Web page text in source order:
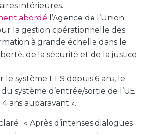
intérieures.
abordé l’Agence de l’Union
la gestion opérationnelle des
à grande échelle dans le
de la sécurité et de la justice
le système EES depuis 6 ans, le
système d’entrée/sortie de l’UE
ans auparavant ».
: « Après d’intenses dialogues